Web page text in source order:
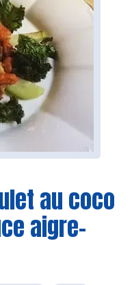
au coco
aigre-